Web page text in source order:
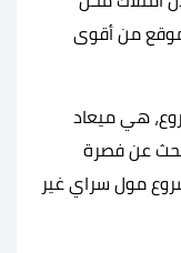
من أقوى
هي ميعاد
يبحث عن فصرة
مول سراي غير